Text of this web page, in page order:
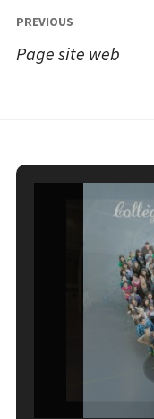
Navigation
de
PREVIOUS
Page site web